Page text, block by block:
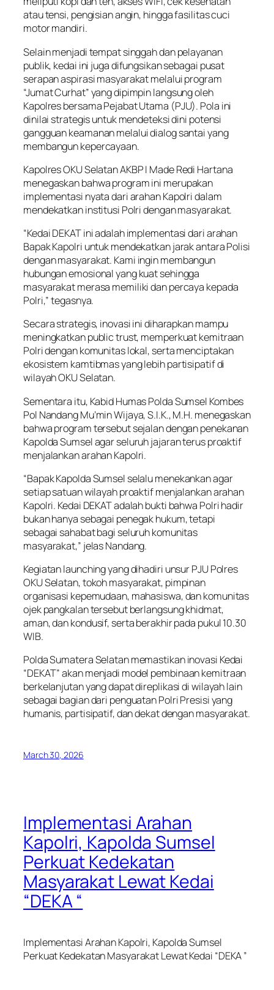
atau tensi, pengisian angin, hingga fasilitas cuci
motor mandiri.
Selain menjadi tempat singgah dan pelayanan
publik, kedai ini juga difungsikan sebagai pusat
serapan aspirasi masyarakat melalui program
“Jumat Curhat” yang dipimpin langsung oleh
Kapolres bersama Pejabat Utama (PJU). Pola ini
dinilai strategis untuk mendeteksi dini potensi
gangguan keamanan melalui dialog santai yang
membangun kepercayaan.
Kapolres OKU Selatan AKBP I Made Redi Hartana
menegaskan bahwa program ini merupakan
implementasi nyata dari arahan Kapolri dalam
mendekatkan institusi Polri dengan masyarakat.
“Kedai DEKAT ini adalah implementasi dari arahan
Bapak Kapolri untuk mendekatkan jarak antara Polisi
dengan masyarakat. Kami ingin membangun
hubungan emosional yang kuat sehingga
masyarakat merasa memiliki dan percaya kepada
Polri,” tegasnya.
Secara strategis, inovasi ini diharapkan mampu
meningkatkan public trust, memperkuat kemitraan
Polri dengan komunitas lokal, serta menciptakan
ekosistem kamtibmas yang lebih partisipatif di
wilayah OKU Selatan.
Sementara itu, Kabid Humas Polda Sumsel Kombes
Pol Nandang Mu’min Wijaya, S.I.K., M.H. menegaskan
bahwa program tersebut sejalan dengan penekanan
Kapolda Sumsel agar seluruh jajaran terus proaktif
menjalankan arahan Kapolri.
“Bapak Kapolda Sumsel selalu menekankan agar
setiap satuan wilayah proaktif menjalankan arahan
Kapolri. Kedai DEKAT adalah bukti bahwa Polri hadir
bukan hanya sebagai penegak hukum, tetapi
sebagai sahabat bagi seluruh komunitas
masyarakat,” jelas Nandang.
Kegiatan launching yang dihadiri unsur PJU Polres
OKU Selatan, tokoh masyarakat, pimpinan
organisasi kepemudaan, mahasiswa, dan komunitas
ojek pangkalan tersebut berlangsung khidmat,
aman, dan kondusif, serta berakhir pada pukul 10.30
WIB.
Polda Sumatera Selatan memastikan inovasi Kedai
“DEKAT” akan menjadi model pembinaan kemitraan
berkelanjutan yang dapat direplikasi di wilayah lain
sebagai bagian dari penguatan Polri Presisi yang
humanis, partisipatif, dan dekat dengan masyarakat.
March 30, 2026
Implementasi Arahan
Kapolri, Kapolda Sumsel
Perkuat Kedekatan
Masyarakat Lewat Kedai
“DEKA “
Implementasi Arahan Kapolri, Kapolda Sumsel
Perkuat Kedekatan Masyarakat Lewat Kedai “DEKA ”